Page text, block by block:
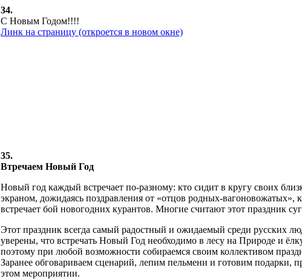
34.
С Новым Годом!!!!
Линк на страницу (откроется в новом окне)
35.
Втречаем Новый Год
Новый год каждый встречает по-разному: кто сидит в кругу своих
экраном, дожидаясь поздравления от «отцов родных-вагоновожатых»,
встречает бой новогодних курантов. Многие считают этот праздник
Этот праздник всегда самый радостный и ожидаемый среди русских
уверены, что встречать Новый Год необходимо в лесу на Природе и
поэтому при любой возможности собираемся своим коллективом
Заранее обговариваем сценарий, лепим пельмени и готовим подарки,
этом мероприятии.